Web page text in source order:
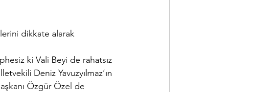
dikkate alarak
ki Vali Beyi de rahatsız
Deniz Yavuzyılmaz’ın
Özgür Özel de